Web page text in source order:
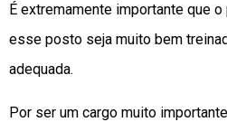
É extremamente importante que
esse posto seja muito bem
adequada.
Por ser um cargo muito